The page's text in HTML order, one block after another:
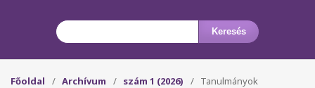
Keresés
Főoldal / Archívum / szám 1 (2026) / Tanulmányok